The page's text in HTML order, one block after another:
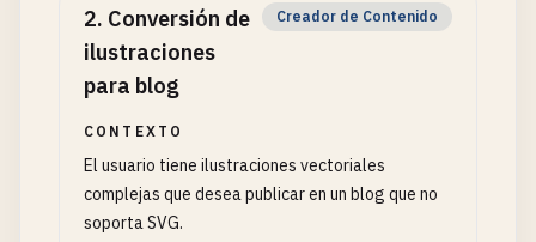
2. Conversión de
ilustraciones
para blog
Creador de Contenido
CONTEXTO
El usuario tiene ilustraciones vectoriales
complejas que desea publicar en un blog que no
soporta SVG.